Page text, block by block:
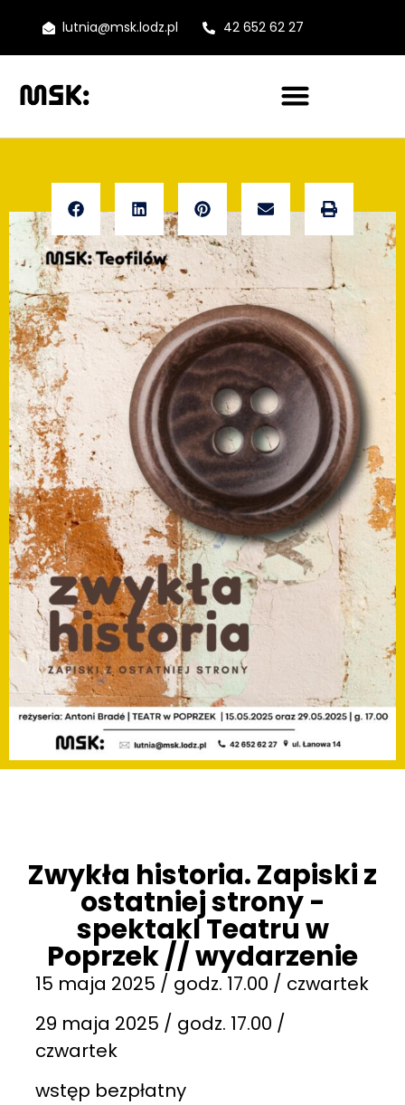
lutnia@msk.lodz.pl 42 652 62 27
Zwykła historia. Zapiski z
ostatniej strony -
spektakl Teatru w
Poprzek // wydarzenie
15 maja 2025 / godz. 17.00 / czwartek
29 maja 2025 / godz. 17.00 /
czwartek
wstęp bezpłatny